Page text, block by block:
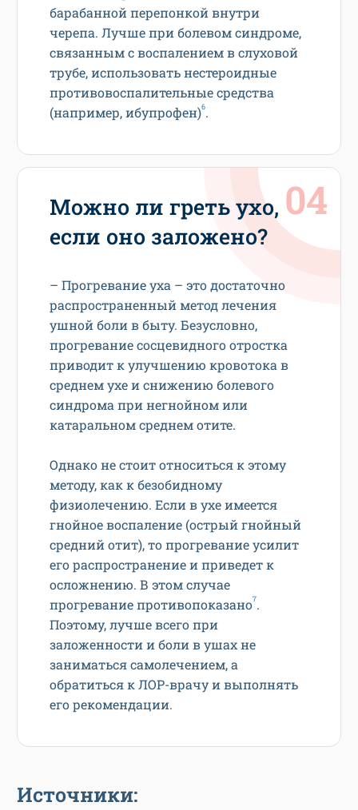
барабанной перепонкой внутри
черепа. Лучше при болевом синдроме,
связанным с воспалением в слуховой
трубе, использовать нестероидные
противовоспалительные средства
(например, ибупрофен)6.
Можно ли греть ухо,
если оно заложено?
– Прогревание уха – это достаточно
распространенный метод лечения
ушной боли в быту. Безусловно,
прогревание сосцевидного отростка
приводит к улучшению кровотока в
среднем ухе и снижению болевого
синдрома при негнойном или
катаральном среднем отите.
Однако не стоит относиться к этому
методу, как к безобидному
физиолечению. Если в ухе имеется
гнойное воспаление (острый гнойный
средний отит), то прогревание усилит
его распространение и приведет к
осложнению. В этом случае
прогревание противопоказано7.
Поэтому, лучше всего при
заложенности и боли в ушах не
заниматься самолечением, а
обратиться к ЛОР-врачу и выполнять
его рекомендации.
Источники: